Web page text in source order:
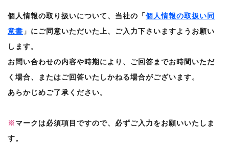
個人情報の取り扱いについて、当社の「個人情報の取扱い同
意書 」にご同意いただいた上、ご入力下さいますようお願い
します。
お問い合わせの内容や時期により、ご回答までお時間いただ
く場合、またはご回答いたしかねる場合がございます。
あらかじめご了承ください。
※マークは必須項目ですので、必ずご入力をお願いいたしま
す。